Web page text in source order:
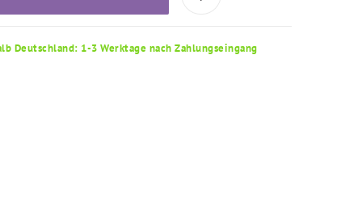
Deutschland: 1-3 Werktage nach Zahlungseingang